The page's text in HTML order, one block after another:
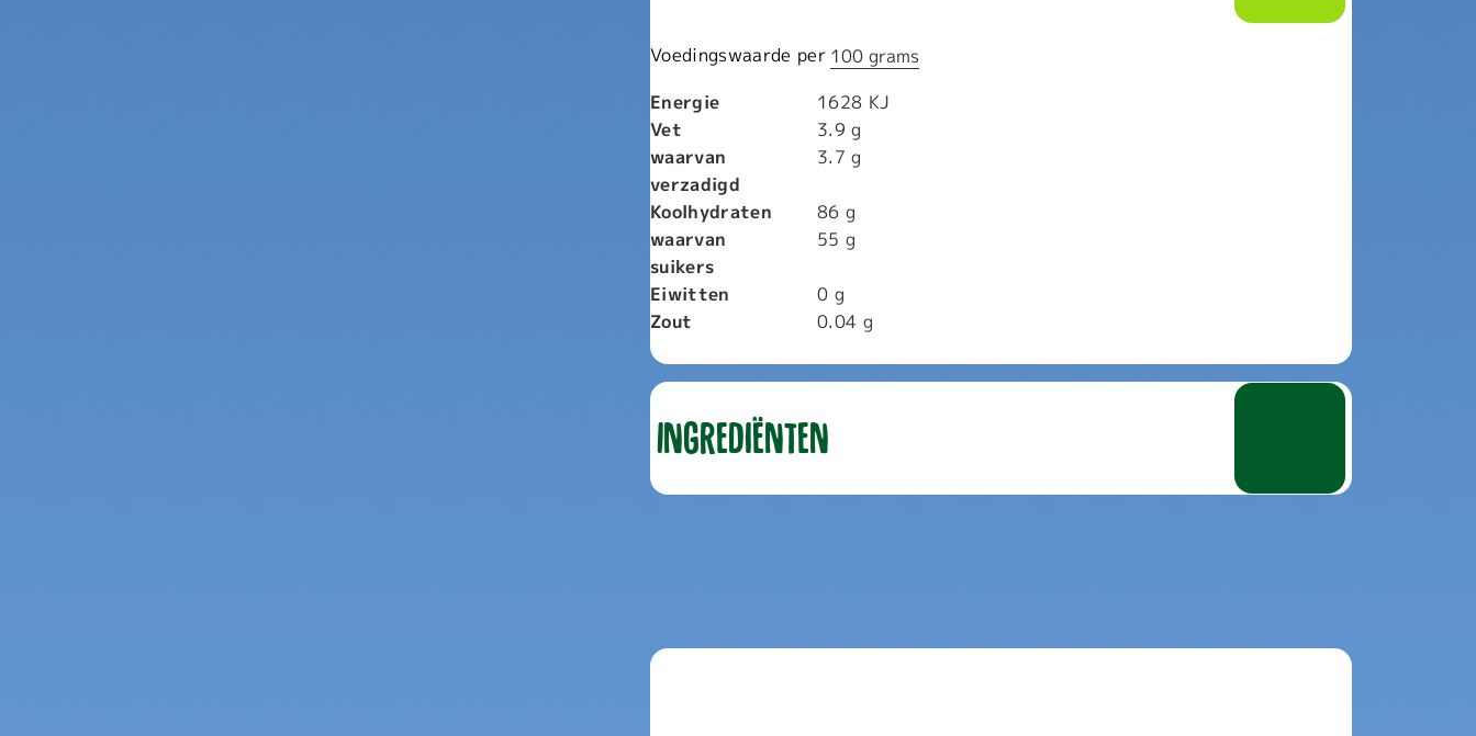
Voedingswaarde per 100 grams
100
grams
Energie 1628 KJ
Vet
3.9 g
waarvan
verzadigd
3.7 g
Koolhydraten 86 g
waarvan
suikers
55 g
Eiwitten 0 g
Zout
0.04 g
Ingrediënten